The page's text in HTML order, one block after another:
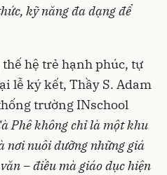
kỹ năng đa dạng để
hệ trẻ hạnh phúc, tự
lễ ký kết, Thầy S. Adam
trường INschool
Phê không chỉ là một khu
nơi nuôi dưỡng những giá
– điều mà giáo dục hiện